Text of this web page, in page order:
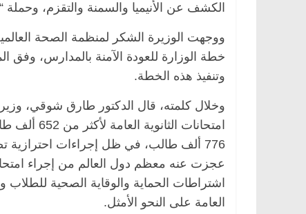
الكشف عن الأنيميا والسمنة والتقزم،
ووجهت الوزيرة الشكر لمنظمة الصحة
خطة الوزارة للعودة الآمنة بالمدارس، وفق
وتنفيذ هذه الخطة.
وخلال كلمته، قال الدكتور طارق شوقي، وزير
امتحانات
776 ألف طالب، في ظل إجراءات احترازية
عجزت عنه معظم دول العالم من إجراء
اشتراطات الحماية والوقاية الصحية للطلاب
العامة على النحو الأمثل.